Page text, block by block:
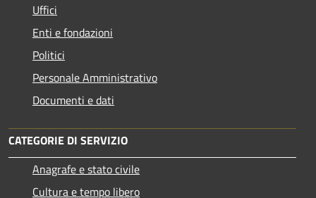
Uffici
Enti e fondazioni
Politici
Personale Amministrativo
Documenti e dati
CATEGORIE DI SERVIZIO
Anagrafe e stato civile
Cultura e tempo libero